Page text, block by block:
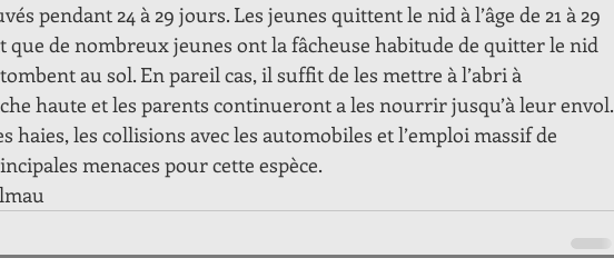
pendant 24 à 29 jours. Les jeunes quittent le nid à l’âge de 21 à 29
que de nombreux jeunes ont la fâcheuse habitude de quitter le nid
au sol. En pareil cas, il suffit de les mettre à l’abri à
haute et les parents continueront a les nourrir jusqu’à leur envol.
haies, les collisions avec les automobiles et l’emploi massif de
menaces pour cette espèce.